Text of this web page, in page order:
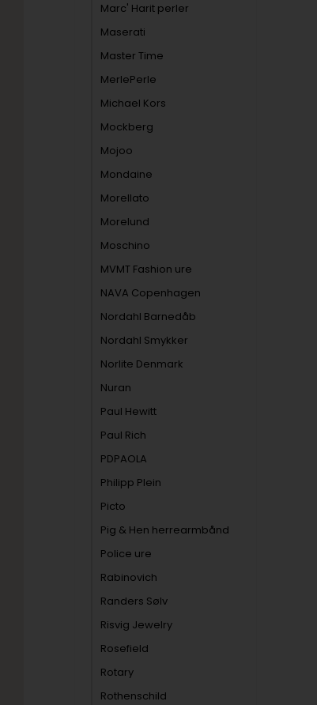
Marc' Harit perler
Maserati
Master Time
MerlePerle
Michael Kors
Mockberg
Mojoo
Mondaine
Morellato
Morelund
Moschino
MVMT Fashion ure
NAVA Copenhagen
Nordahl Barnedåb
Nordahl Smykker
Norlite Denmark
Nuran
Paul Hewitt
Paul Rich
PDPAOLA
Philipp Plein
Picto
Pig & Hen herrearmbånd
Police ure
Rabinovich
Randers Sølv
Risvig Jewelry
Rosefield
Rotary
Rothenschild